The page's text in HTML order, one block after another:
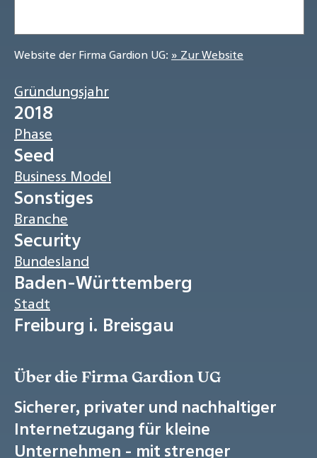
Website der Firma Gardion UG: » Zur Website
Gründungsjahr
2018
Phase
Seed
Business Model
Sonstiges
Branche
Security
Bundesland
Baden-Württemberg
Stadt
Freiburg i. Breisgau
Über die Firma Gardion UG
Sicherer, privater und nachhaltiger
Internetzugang für kleine
Unternehmen - mit strenger